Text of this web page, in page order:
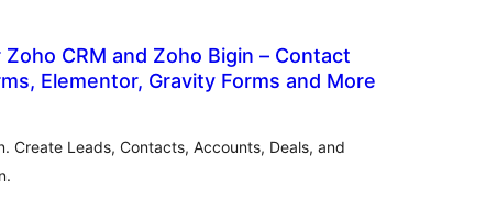
CRM and Zoho Bigin – Contact
Elementor, Gravity Forms and More
Create Leads, Contacts, Accounts, Deals, and